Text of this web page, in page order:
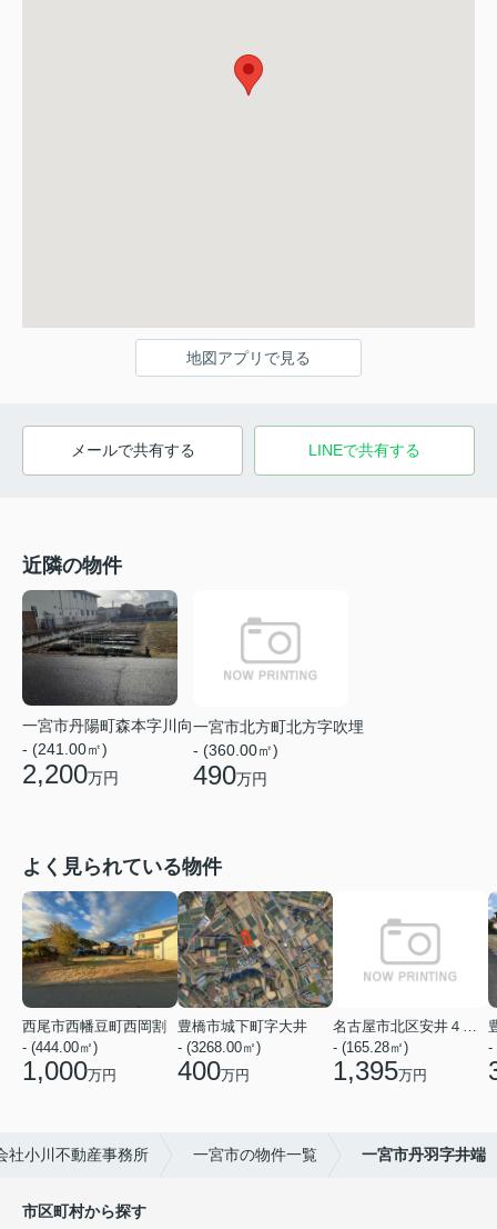
地図アプリで見る
メールで共有する LINEで共有する
近隣の物件
一宮市丹陽町森本字川向
- (241.00㎡)
2,200万円
一宮市北方町北方字吹埋
- (360.00㎡)
490万円
よく見られている物件
西尾市西幡豆町西岡割
- (444.00㎡)
1,000万円
豊橋市城下町字大井
- (3268.00㎡)
400万円
- (165.28㎡)
1,395万円
-
社小川不動産事務所 一宮市の物件一覧 一宮市丹羽字井端
市区町村から探す